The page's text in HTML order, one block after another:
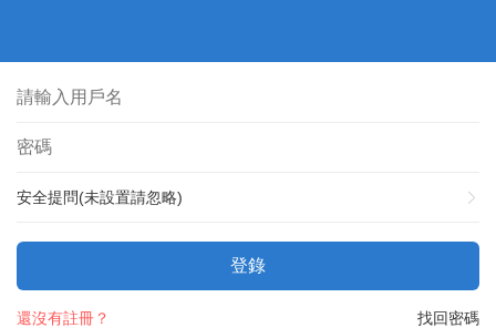
安全提問(未設置請忽略)
登錄
找回密碼
還沒有註冊？